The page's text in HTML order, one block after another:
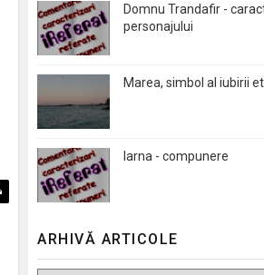
Domnu Trandafir -
personajului
Marea, simbol al iubirii
Iarna - compunere
ARHIVĂ ARTICOLE